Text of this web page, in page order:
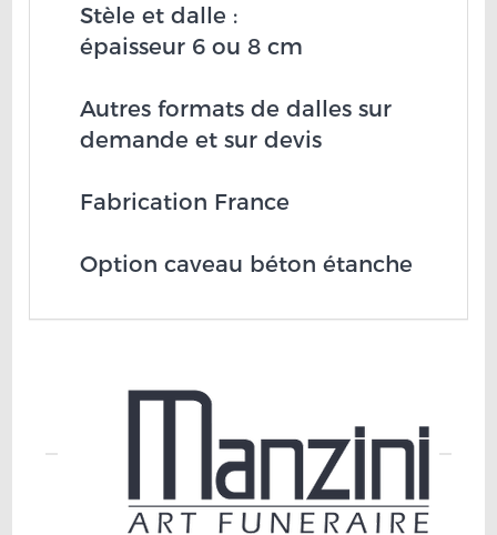
Stèle et dalle :
épaisseur 6 ou 8 cm
Autres formats de dalles sur
demande et sur devis
Fabrication France
Option caveau béton étanche